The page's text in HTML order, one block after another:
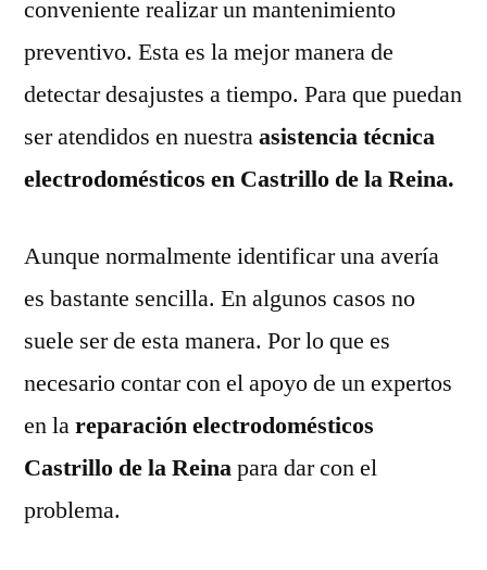
conveniente realizar un mantenimiento
preventivo. Esta es la mejor manera de
detectar desajustes a tiempo. Para que puedan
ser atendidos en nuestraasistencia técnica
electrodomésticos en Castrillo de la Reina.
Aunque normalmente identificar una avería
es bastante sencilla. En algunos casos no
suele ser de esta manera. Por lo que es
necesario contar con el apoyo de un expertos
en lareparación electrodomésticos
Castrillo de la Reinapara dar con el
problema.